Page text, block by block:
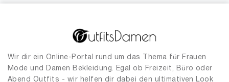
Wir dir ein Online-Portal rund um das Thema für Frauen
Mode und Damen Bekleidung. Egal ob Freizeit, Büro oder
Abend Outfits - wir helfen dir dabei den ultimativen Look